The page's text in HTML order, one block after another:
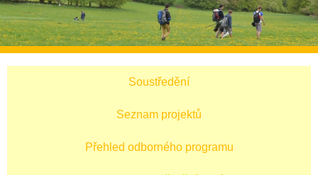
Soustředění
Seznam projektů
Přehled odborného programu